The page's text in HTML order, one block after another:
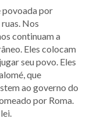
povoada por
Nos
continuam a
Eles colocam
seu povo. Eles
que
ao governo do
por Roma.